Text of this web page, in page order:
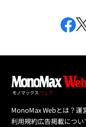
MonoMax Webとは？運
利用規約広告掲載につい